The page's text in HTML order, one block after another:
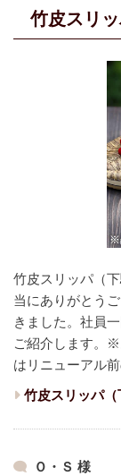
竹皮スリ
竹皮スリッパ（
当にありがとうご
きました。 社員
ご紹介します。
※
はリニューアル
竹皮スリッパ
Ｏ・Ｓ 様